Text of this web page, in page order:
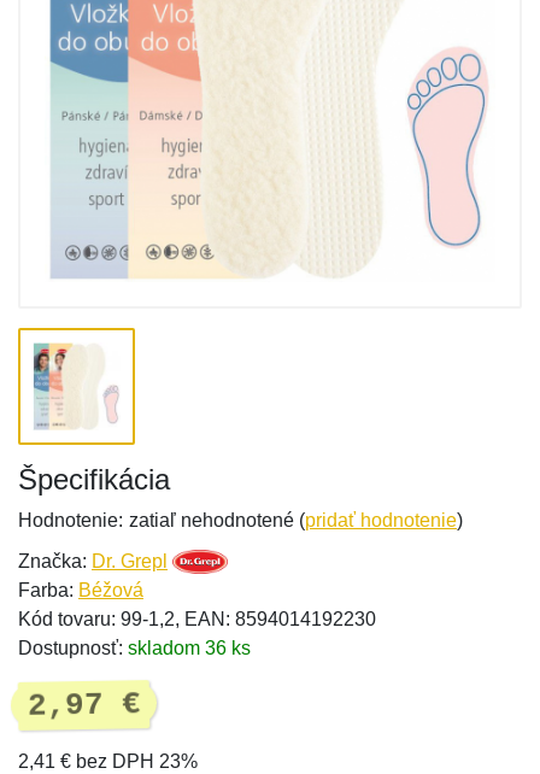
Špecifikácia
Hodnotenie: zatiaľ nehodnotené (pridať hodnotenie)
Značka: Dr. Grepl
Farba: Béžová
Kód tovaru: 99-1,2, EAN: 8594014192230
Dostupnosť: skladom 36 ks
2,97 €
2,41 € bez DPH 23%